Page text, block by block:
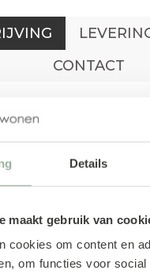
Details
maakt gebruik van
cookies om content en
om functies voor social
CONTACT
Amore,
Deze lichte,
is naast de
ook zeer geschikt als
49